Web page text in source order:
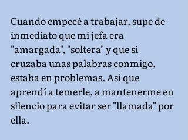
Cuando empecé a trabajar, supe de
inmediato que mi jefa era
"amargada", "soltera" y que si
cruzaba unas palabras conmigo,
estaba en problemas. Así que
aprendí a temerle, a mantenerme en
silencio para evitar ser "llamada" por
ella.